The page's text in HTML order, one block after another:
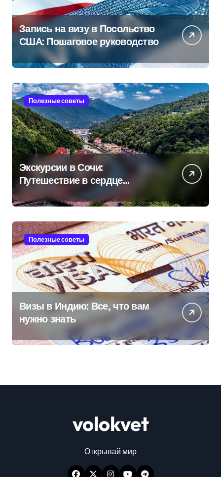
Запись на визу в Посольство
США: Пошаговое руководство
Полезные советы
Экскурсии в Сочи:
Путешествие в сердце
Черноморского курорта
Полезные советы
Визы в Индию: Все, что вам
нужно знать
volokvet
Открывай мир